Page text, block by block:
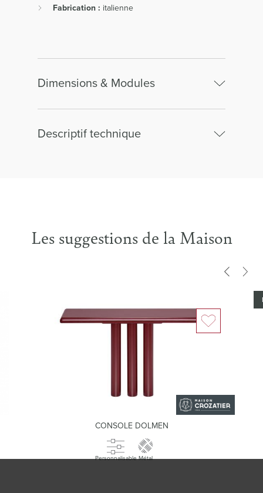
Fabrication : italienne
Dimensions & Modules
Descriptif technique
Les suggestions de la Maison
CONSOLE DOLMEN
Personnalisable Métal